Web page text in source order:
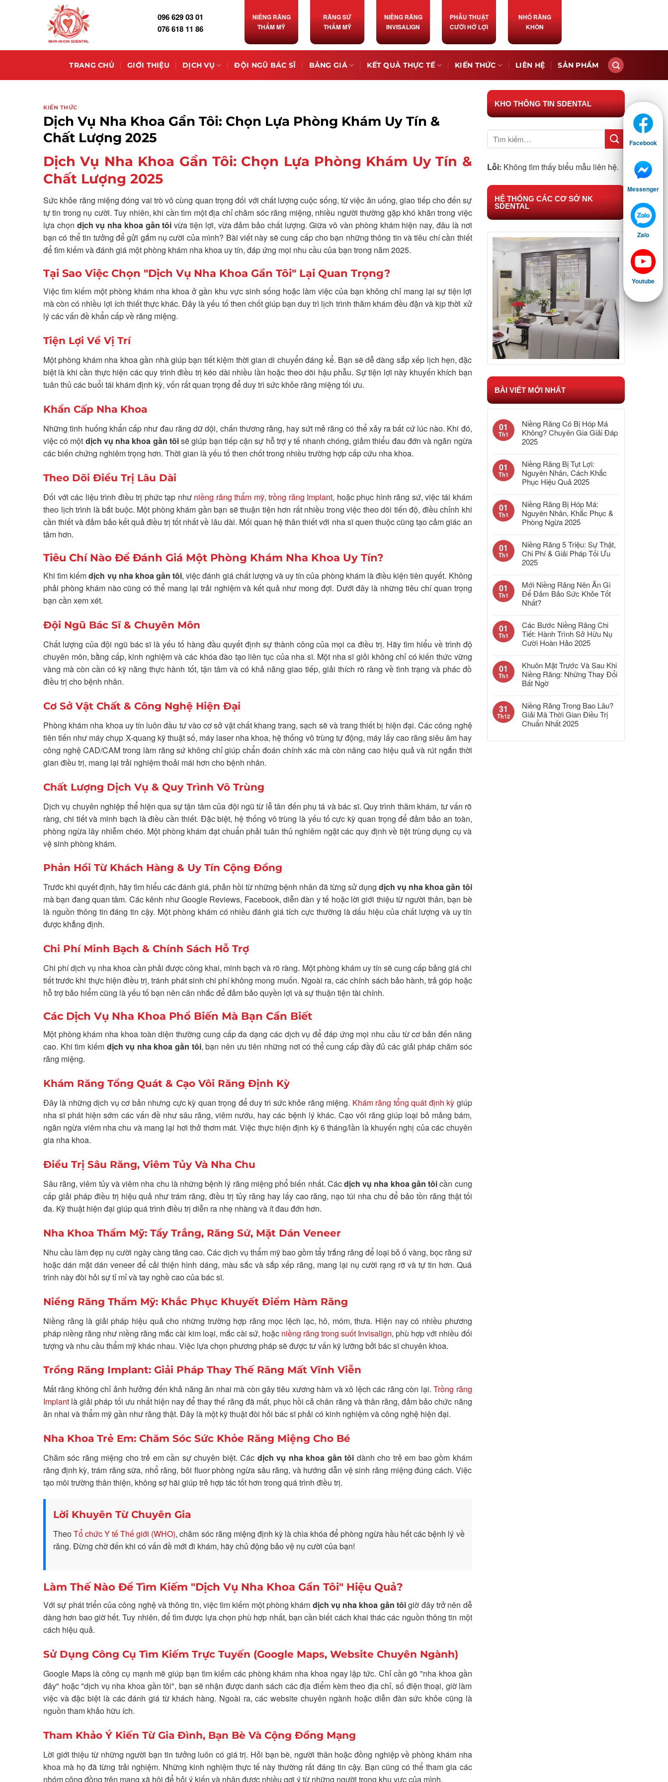
096 629 03 01
076 618 11 86
NIỀNG RĂNG
THẨM MỸ
RĂNG SỨ
THẨM MỸ
NIỀNG RĂNG
INVISALIGN
PHẪU THUẬT
CƯỜI HỞ LỢI
NHỔ RĂNG
KHÔN
TRANG CHỦ GIỚI THIỆU DỊCH VỤ ĐỘI NGŨ BÁC SĨ BẢNG GIÁ KẾT QUẢ THỰC TẾ KIẾN THỨC LIÊN HỆ SẢN PHẨM
KIẾN THỨC
Dịch Vụ Nha Khoa Gần Tôi: Chọn Lựa Phòng Khám Uy Tín &
Chất Lượng 2025
Dịch Vụ Nha Khoa Gần Tôi: Chọn Lựa Phòng Khám Uy Tín &
Chất Lượng 2025
Sức khỏe răng miệng đóng vai trò vô cùng quan trọng đối với chất lượng cuộc sống, từ việc ăn uống, giao tiếp cho đến sự
tự tin trong nụ cười. Tuy nhiên, khi cần tìm một địa chỉ chăm sóc răng miệng, nhiều người thường gặp khó khăn trong việc
lựa chọn dịch vụ nha khoa gần tôi vừa tiện lợi, vừa đảm bảo chất lượng. Giữa vô vàn phòng khám hiện nay, đâu là nơi
bạn có thể tin tưởng để gửi gắm nụ cười của mình? Bài viết này sẽ cung cấp cho bạn những thông tin và tiêu chí cần thiết
để tìm kiếm và đánh giá một phòng khám nha khoa uy tín, đáp ứng mọi nhu cầu của bạn trong năm 2025.
Tại Sao Việc Chọn "Dịch Vụ Nha Khoa Gần Tôi" Lại Quan Trọng?
Việc tìm kiếm một phòng khám nha khoa ở gần khu vực sinh sống hoặc làm việc của bạn không chỉ mang lại sự tiện lợi
mà còn có nhiều lợi ích thiết thực khác. Đây là yếu tố then chốt giúp bạn duy trì lịch trình thăm khám đều đặn và kịp thời xử
lý các vấn đề khẩn cấp về răng miệng.
Tiện Lợi Về Vị Trí
Một phòng khám nha khoa gần nhà giúp bạn tiết kiệm thời gian di chuyển đáng kể. Bạn sẽ dễ dàng sắp xếp lịch hẹn, đặc
biệt là khi cần thực hiện các quy trình điều trị kéo dài nhiều lần hoặc theo dõi hậu phẫu. Sự tiện lợi này khuyến khích bạn
tuân thủ các buổi tái khám định kỳ, vốn rất quan trọng để duy trì sức khỏe răng miệng tối ưu.
Khẩn Cấp Nha Khoa
Những tình huống khẩn cấp như đau răng dữ dội, chấn thương răng, hay sứt mẻ răng có thể xảy ra bất cứ lúc nào. Khi đó,
việc có một dịch vụ nha khoa gần tôisẽ giúp bạn tiếp cận sự hỗ trợ y tế nhanh chóng, giảm thiểu đau đớn và ngăn ngừa
các biến chứng nghiêm trọng hơn. Thời gian là yếu tố then chốt trong nhiều trường hợp cấp cứu nha khoa.
Theo Dõi Điều Trị Lâu Dài
Đối với các liệu trình điều trị phức tạp như niềng răng thẩm mỹ,trồng răng Implant, hoặc phục hình răng sứ, việc tái khám
theo lịch trình là bắt buộc. Một phòng khám gần bạn sẽ thuận tiện hơn rất nhiều trong việc theo dõi tiến độ, điều chỉnh khi
cần thiết và đảm bảo kết quả điều trị tốt nhất về lâu dài. Mối quan hệ thân thiết với nha sĩ quen thuộc cũng tạo cảm giác an
tâm hơn.
Tiêu Chí Nào Để Đánh Giá Một Phòng Khám Nha Khoa Uy Tín?
Khi tìm kiếmdịch vụ nha khoa gần tôi, việc đánh giá chất lượng và uy tín của phòng khám là điều kiện tiên quyết. Không
phải phòng khám nào cũng có thể mang lại trải nghiệm và kết quả như mong đợi. Dưới đây là những tiêu chí quan trọng
bạn cần xem xét.
Đội Ngũ Bác Sĩ & Chuyên Môn
Chất lượng của đội ngũ bác sĩ là yếu tố hàng đầu quyết định sự thành công của mọi ca điều trị. Hãy tìm hiểu về trình độ
chuyên môn, bằng cấp, kinh nghiệm và các khóa đào tạo liên tục của nha sĩ. Một nha sĩ giỏi không chỉ có kiến thức vững
vàng mà còn cần có kỹ năng thực hành tốt, tận tâm và có khả năng giao tiếp, giải thích rõ ràng về tình trạng và phác đồ
điều trị cho bệnh nhân.
Cơ Sở Vật Chất & Công Nghệ Hiện Đại
Phòng khám nha khoa uy tín luôn đầu tư vào cơ sở vật chất khang trang, sạch sẽ và trang thiết bị hiện đại. Các công nghệ
tiên tiến như máy chụp X-quang kỹ thuật số, máy laser nha khoa, hệ thống vô trùng tự động, máy lấy cao răng siêu âm hay
công nghệ CAD/CAM trong làm răng sứ không chỉ giúp chẩn đoán chính xác mà còn nâng cao hiệu quả và rút ngắn thời
gian điều trị, mang lại trải nghiệm thoải mái hơn cho bệnh nhân.
Chất Lượng Dịch Vụ & Quy Trình Vô Trùng
Dịch vụ chuyên nghiệp thể hiện qua sự tận tâm của đội ngũ từ lễ tân đến phụ tá và bác sĩ. Quy trình thăm khám, tư vấn rõ
ràng, chi tiết và minh bạch là điều cần thiết. Đặc biệt, hệ thống vô trùng là yếu tố cực kỳ quan trọng để đảm bảo an toàn,
phòng ngừa lây nhiễm chéo. Một phòng khám đạt chuẩn phải tuân thủ nghiêm ngặt các quy định về tiệt trùng dụng cụ và
vệ sinh phòng khám.
Phản Hồi Từ Khách Hàng & Uy Tín Cộng Đồng
Trước khi quyết định, hãy tìm hiểu các đánh giá, phản hồi từ những bệnh nhân đã từng sử dụngdịch vụ nha khoa gần tôi
mà bạn đang quan tâm. Các kênh như Google Reviews, Facebook, diễn đàn y tế hoặc lời giới thiệu từ người thân, bạn bè
là nguồn thông tin đáng tin cậy. Một phòng khám có nhiều đánh giá tích cực thường là dấu hiệu của chất lượng và uy tín
được khẳng định.
Chi Phí Minh Bạch & Chính Sách Hỗ Trợ
Chi phí dịch vụ nha khoa cần phải được công khai, minh bạch và rõ ràng. Một phòng khám uy tín sẽ cung cấp bảng giá chi
tiết trước khi thực hiện điều trị, tránh phát sinh chi phí không mong muốn. Ngoài ra, các chính sách bảo hành, trả góp hoặc
hỗ trợ bảo hiểm cũng là yếu tố bạn nên cân nhắc để đảm bảo quyền lợi và sự thuận tiện tài chính.
Các Dịch Vụ Nha Khoa Phổ Biến Mà Bạn Cần Biết
Một phòng khám nha khoa toàn diện thường cung cấp đa dạng các dịch vụ để đáp ứng mọi nhu cầu từ cơ bản đến nâng
cao. Khi tìm kiếm dịch vụ nha khoa gần tôi, bạn nên ưu tiên những nơi có thể cung cấp đầy đủ các giải pháp chăm sóc
răng miệng.
Khám Răng Tổng Quát & Cạo Vôi Răng Định Kỳ
Đây là những dịch vụ cơ bản nhưng cực kỳ quan trọng để duy trì sức khỏe răng miệng. Khám răng tổng quát định kỳ giúp
nha sĩ phát hiện sớm các vấn đề như sâu răng, viêm nướu, hay các bệnh lý khác. Cạo vôi răng giúp loại bỏ mảng bám,
ngăn ngừa viêm nha chu và mang lại hơi thở thơm mát. Việc thực hiện định kỳ 6 tháng/lần là khuyến nghị của các chuyên
gia nha khoa.
Điều Trị Sâu Răng, Viêm Tủy Và Nha Chu
Sâu răng, viêm tủy và viêm nha chu là những bệnh lý răng miệng phổ biến nhất. Cácdịch vụ nha khoa gần tôicần cung
cấp giải pháp điều trị hiệu quả như trám răng, điều trị tủy răng hay lấy cao răng, nạo túi nha chu để bảo tồn răng thật tối
đa. Kỹ thuật hiện đại giúp quá trình điều trị diễn ra nhẹ nhàng và ít đau đớn hơn.
Nha Khoa Thẩm Mỹ: Tẩy Trắng, Răng Sứ, Mặt Dán Veneer
Nhu cầu làm đẹp nụ cười ngày càng tăng cao. Các dịch vụ thẩm mỹ bao gồm tẩy trắng răng để loại bỏ ố vàng, bọc răng sứ
hoặc dán mặt dán veneer để cải thiện hình dáng, màu sắc và sắp xếp răng, mang lại nụ cười rạng rỡ và tự tin hơn. Quá
trình này đòi hỏi sự tỉ mỉ và tay nghề cao của bác sĩ.
Niềng Răng Thẩm Mỹ: Khắc Phục Khuyết Điểm Hàm Răng
Niềng răng là giải pháp hiệu quả cho những trường hợp răng mọc lệch lạc, hô, móm, thưa. Hiện nay có nhiều phương
pháp niềng răng như niềng răng mắc cài kim loại, mắc cài sứ, hoặc niềng răng trong suốt Invisalign, phù hợp với nhiều đối
tượng và nhu cầu thẩm mỹ khác nhau. Việc lựa chọn phương pháp sẽ được tư vấn kỹ lưỡng bởi bác sĩ chuyên khoa.
Trồng Răng Implant: Giải Pháp Thay Thế Răng Mất Vĩnh Viễn
Mất răng không chỉ ảnh hưởng đến khả năng ăn nhai mà còn gây tiêu xương hàm và xô lệch các răng còn lại.Trồng răng
Implant là giải pháp tối ưu nhất hiện nay để thay thế răng đã mất, phục hồi cả chân răng và thân răng, đảm bảo chức năng
ăn nhai và thẩm mỹ gần như răng thật. Đây là một kỹ thuật đòi hỏi bác sĩ phải có kinh nghiệm và công nghệ hiện đại.
Nha Khoa Trẻ Em: Chăm Sóc Sức Khỏe Răng Miệng Cho Bé
Chăm sóc răng miệng cho trẻ em cần sự chuyên biệt. Các dịch vụ nha khoa gần tôi dành cho trẻ em bao gồm khám
răng định kỳ, trám răng sữa, nhổ răng, bôi fluor phòng ngừa sâu răng, và hướng dẫn vệ sinh răng miệng đúng cách. Việc
tạo môi trường thân thiện, không sợ hãi giúp trẻ hợp tác tốt hơn trong quá trình điều trị.
Lời Khuyên Từ Chuyên Gia
TheoTổ chức Y tế Thế giới (WHO), chăm sóc răng miệng định kỳ là chìa khóa để phòng ngừa hầu hết các bệnh lý về
răng. Đừng chờ đến khi có vấn đề mới đi khám, hãy chủ động bảo vệ nụ cười của bạn!
Làm Thế Nào Để Tìm Kiếm "Dịch Vụ Nha Khoa Gần Tôi" Hiệu Quả?
Với sự phát triển của công nghệ và thông tin, việc tìm kiếm một phòng khám dịch vụ nha khoa gần tôigiờ đây trở nên dễ
dàng hơn bao giờ hết. Tuy nhiên, để tìm được lựa chọn phù hợp nhất, bạn cần biết cách khai thác các nguồn thông tin một
cách hiệu quả.
Sử Dụng Công Cụ Tìm Kiếm Trực Tuyến (Google Maps, Website Chuyên Ngành)
Google Maps là công cụ mạnh mẽ giúp bạn tìm kiếm các phòng khám nha khoa ngay lập tức. Chỉ cần gõ "nha khoa gần
đây" hoặc "dịch vụ nha khoa gần tôi", bạn sẽ nhận được danh sách các địa điểm kèm theo địa chỉ, số điện thoại, giờ làm
việc và đặc biệt là các đánh giá từ khách hàng. Ngoài ra, các website chuyên ngành hoặc diễn đàn sức khỏe cũng là
nguồn tham khảo hữu ích.
Tham Khảo Ý Kiến Từ Gia Đình, Bạn Bè Và Cộng Đồng Mạng
Lời giới thiệu từ những người bạn tin tưởng luôn có giá trị. Hỏi bạn bè, người thân hoặc đồng nghiệp về phòng khám nha
khoa mà họ đã từng trải nghiệm. Những kinh nghiệm thực tế này thường rất đáng tin cậy. Bạn cũng có thể tham gia các
nhóm cộng đồng trên mạng xã hội để hỏi ý kiến và nhận được nhiều gợi ý từ những người trong khu vực của mình.
KHO THÔNG TIN SDENTAL
Lỗi: Không tìm thấy biểu mẫu liên hệ.
HỆ THỐNG CÁC CƠ SỞ NK
SDENTAL
BÀI VIẾT MỚI NHẤT
01
Th1
Niềng Răng Có Bị Hóp Má
Không? Chuyên Gia Giải Đáp
2025
01
Th1
Niềng Răng Bị Tụt Lợi:
Nguyên Nhân, Cách Khắc
Phục Hiệu Quả 2025
01
Th1
Niềng Răng Bị Hóp Má:
Nguyên Nhân, Khắc Phục &
Phòng Ngừa 2025
01
Th1
Niềng Răng 5 Triệu: Sự Thật,
Chi Phí & Giải Pháp Tối Ưu
2025
01
Th1
Mới Niềng Răng Nên Ăn Gì
Để Đảm Bảo Sức Khỏe Tốt
Nhất?
01
Th1
Các Bước Niềng Răng Chi
Tiết: Hành Trình Sở Hữu Nụ
Cười Hoàn Hảo 2025
01
Th1
Khuôn Mặt Trước Và Sau Khi
Niềng Răng: Những Thay Đổi
Bất Ngờ
31
Th12
Niềng Răng Trong Bao Lâu?
Giải Mã Thời Gian Điều Trị
Chuẩn Nhất 2025
Facebook
Messenger
Zalo
Youtube